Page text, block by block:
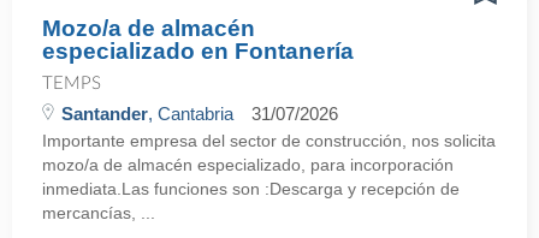
Mozo/a de almacén
especializado en Fontanería
TEMPS
Santander, Cantabria 31/07/2026
Importante empresa del sector de construcción, nos solicita
mozo/a de almacén especializado, para incorporación
inmediata.Las funciones son :Descarga y recepción de
mercancías, ...